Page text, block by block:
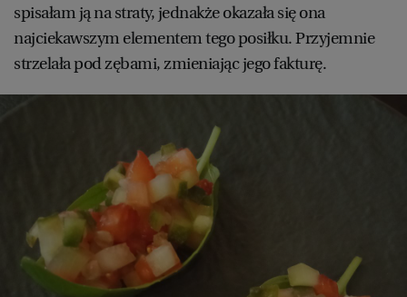
spisałam ją na straty, jednakże okazała się ona
najciekawszym elementem tego posiłku. Przyjemnie
strzelała pod zębami, zmieniając jego fakturę.